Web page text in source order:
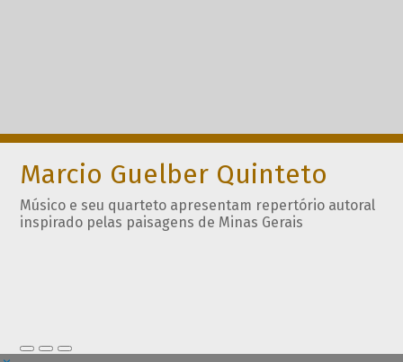
Marcio Guelber Quinteto
Músico e seu quarteto apresentam repertório autoral
inspirado pelas paisagens de Minas Gerais